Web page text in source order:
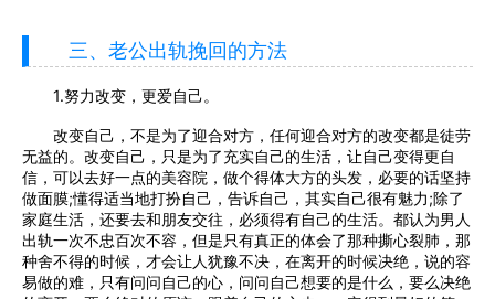
三、老公出轨挽回的方法
1.努力改变，更爱自己。
改变自己，不是为了迎合对方，任何迎合对方的改变都是徒劳
无益的。改变自己，只是为了充实自己的生活，让自己变得更自
信，可以去好一点的美容院，做个得体大方的头发，必要的话坚持
做面膜;懂得适当地打扮自己，告诉自己，其实自己很有魅力;除了
家庭生活，还要去和朋友交往，必须得有自己的生活。都认为男人
出轨一次不忠百次不容，但是只有真正的体会了那种撕心裂肺，那
种舍不得的时候，才会让人犹豫不决，在离开的时候决绝，说的容
易做的难，只有问问自己的心，问问自己想要的是什么，要么决绝